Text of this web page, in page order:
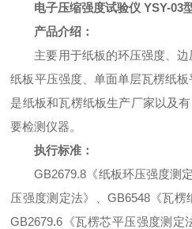
电子压缩强度试验仪 YSY-03
产品介绍：
主要用于纸板的环压强度、
纸板平压强度、单面单层瓦楞纸板
是纸板和瓦楞纸板生产厂家以及
要检测仪器。
执行标准：
GB2679.8《纸板环压强度测
压强度测定法》、GB6548《瓦
GB2679.6《瓦楞芯平压强度测定